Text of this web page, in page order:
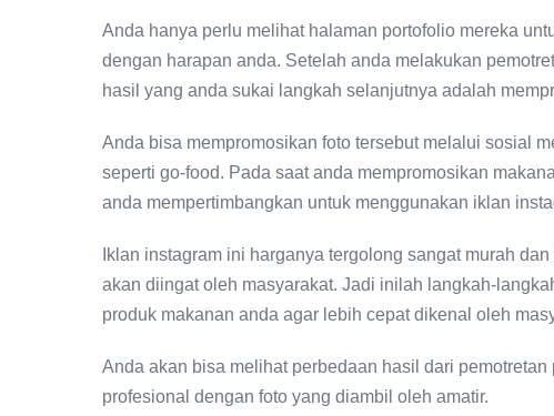
Anda hanya perlu melihat halaman portofolio mereka
dengan harapan anda. Setelah anda melakukan
hasil yang anda sukai langkah selanjutnya adalah
Anda bisa mempromosikan foto tersebut melalui sosial
seperti go-food. Pada saat anda mempromosikan
anda mempertimbangkan untuk menggunakan iklan
Iklan instagram ini harganya tergolong sangat murah
akan diingat oleh masyarakat. Jadi inilah langkah-
produk makanan anda agar lebih cepat dikenal oleh
Anda akan bisa melihat perbedaan hasil dari
profesional dengan foto yang diambil oleh amatir.